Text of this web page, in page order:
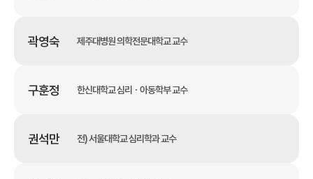
곽영숙 제주대병원 의학전문대학교 교수
구훈정 한신대학교 심리ㆍ아동학부 교수
권석만 전) 서울대학교 심리학과 교수